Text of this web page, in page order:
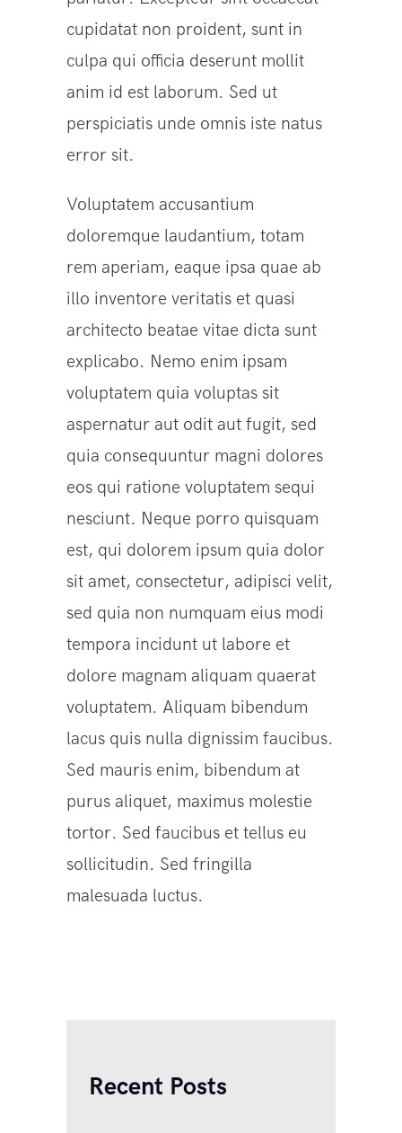
cupidatat non proident, sunt in
culpa qui officia deserunt mollit
anim id est laborum. Sed ut
perspiciatis unde omnis iste natus
error sit.
Voluptatem accusantium
doloremque laudantium, totam
rem aperiam, eaque ipsa quae ab
illo inventore veritatis et quasi
architecto beatae vitae dicta sunt
explicabo. Nemo enim ipsam
voluptatem quia voluptas sit
aspernatur aut odit aut fugit, sed
quia consequuntur magni dolores
eos qui ratione voluptatem sequi
nesciunt. Neque porro quisquam
est, qui dolorem ipsum quia dolor
sit amet, consectetur, adipisci velit,
sed quia non numquam eius modi
tempora incidunt ut labore et
dolore magnam aliquam quaerat
voluptatem. Aliquam bibendum
lacus quis nulla dignissim faucibus.
Sed mauris enim, bibendum at
purus aliquet, maximus molestie
tortor. Sed faucibus et tellus eu
sollicitudin. Sed fringilla
malesuada luctus.
Recent Posts